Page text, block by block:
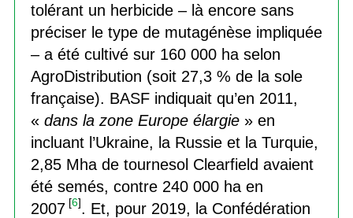
tolérant un herbicide – là encore sans
préciser le type de mutagénèse impliquée
– a été cultivé sur 160 000 ha selon
AgroDistribution (soit 27,3 % de la sole
française). BASF indiquait qu’en 2011,
« dans la zone Europe élargie» en
incluant l’Ukraine, la Russie et la Turquie,
2,85 Mha de tournesol Clearfield avaient
été semés, contre 240 000 ha en
2007[6]. Et, pour 2019, la Confédération